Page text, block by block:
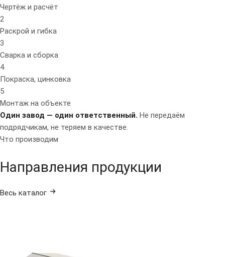
Чертёж и расчёт
2
Раскрой и гибка
3
Сварка и сборка
4
Покраска, цинковка
5
Монтаж на объекте
Один завод — один ответственный. Не передаём
подрядчикам, не теряем в качестве.
Что производим
Направления продукции
Весь каталог